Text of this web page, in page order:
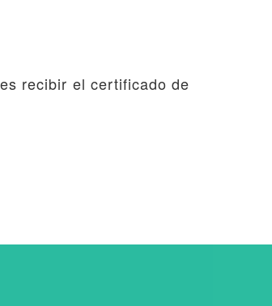
recibir el certificado de